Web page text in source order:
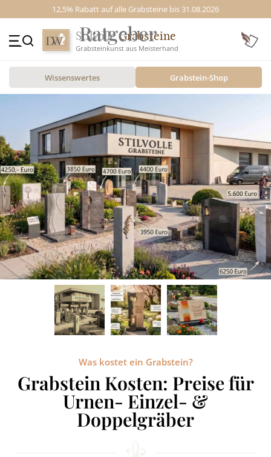
12,5% Rabatt auf alle Grabsteine bis 31.08.2026
Kontakt
GRABSTEINE
STILE
MOTIVE
MATERIAL
ÜBER UNS
VIDEOS
RATGEBER
KONTAKT
REFERENZEN
StilvolleGrabsteine
Grabsteinkunst aus Meisterhand
Wissenswertes Grabstein-Shop
Was kostet ein Grabstein?
Grabstein Kosten: Preise für
Urnen- Einzel- &
Doppelgräber